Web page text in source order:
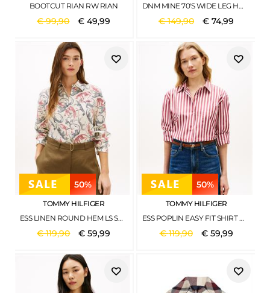
BOOTCUT RIAN RW RIAN
€99,90 €49,99
DNM MINE 70'S WIDE LEG HW MINE
€149,90 €74,99
50%
TOMMY HILFIGER
ESS LINEN ROUND HEM LS SHIRT LEOPARD BAROQUE RWB
€119,90 €59,99
50%
TOMMY HILFIGER
ESS POPLIN EASY FIT SHIRT WIDE BANKER STP ECRU LIBERTY RED
€119,90 € 59,99